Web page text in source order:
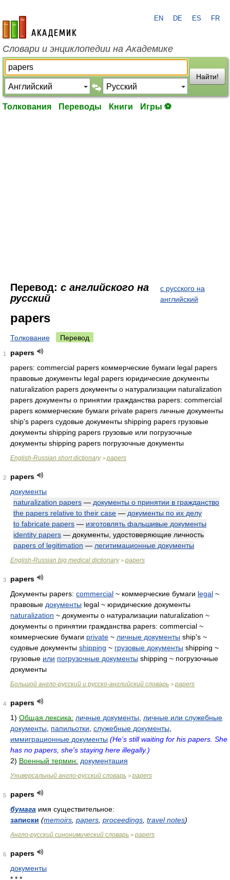
academic.ru
EN DE ES FR
Словари и энциклопедии на Академике
Найти!
Толкования Переводы Книги Игры ⚽
Перевод: с английского на
русский
с русского на
английский
papers
Толкование Перевод
1
papers
papers: commercial papers коммерческие бумаги legal papers
правовые документы legal papers юридические документы
naturalization papers документы о натурализации naturalization
papers документы о принятии гражданства papers: commercial
papers коммерческие бумаги private papers личные документы
ship's papers судовые документы shipping papers грузовые
документы shipping papers грузовые или погрузочные
документы shipping papers погрузочные документы
English-Russian short dictionary> papers
2
papers
документы
naturalization papers — документы о принятии в гражданство
the papers relative to their case — документы по их делу
to fabricate papers — изготовлять фальшивые документы
identity papers — документы, удостоверяющие личность
papers of legitimation — легитимационные документы
English-Russian big medical dictionary> papers
3
papers
Документы papers: commercial ~ коммерческие бумаги legal ~
правовые документы legal ~ юридические документы
naturalization ~ документы о натурализации naturalization ~
документы о принятии гражданства papers: commercial ~
коммерческие бумаги private ~ личные документы ship's ~
судовые документы shipping ~ грузовые документы shipping ~
грузовые или погрузочные документы shipping ~ погрузочные
документы
Большой англо-русский и русско-английский словарь > papers
4
papers
1) Общая лексика: личные документы
личные или служебные
документы
папильотки служебные документы
иммиграционные документы (He's still waiting for his papers. She
has no papers, she's staying here illegally.)
2) Военный термин: документация
Универсальный англо-русский словарь > papers
5
papers
бумага имя существительное:
записки (memoirs papers proceedings travel notes)
Англо-русский синонимический словарь > papers
6
papers
документы